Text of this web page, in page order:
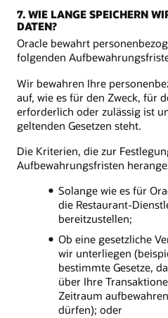
7. WIE LANGE SPEICHERN
DATEN?
Oracle bewahrt
folgenden
Wir bewahren Ihre
auf, wie es für den Zweck, für
erforderlich oder zulässig ist
geltenden Gesetzen steht.
Die Kriterien, die zur
Aufbewahrungsfristen
Solange wie es für
die Restaurant-
bereitzustellen;
Ob eine gesetzliche
wir unterliegen
bestimmte Gesetze,
über Ihre
Zeitraum
dürfen); oder